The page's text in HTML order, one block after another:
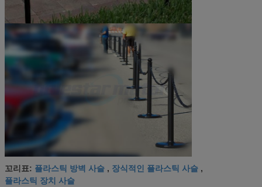
꼬리표: 플라스틱 방벽 사슬 , 장식적인 플라스틱 사슬 ,
플라스틱 장치 사슬